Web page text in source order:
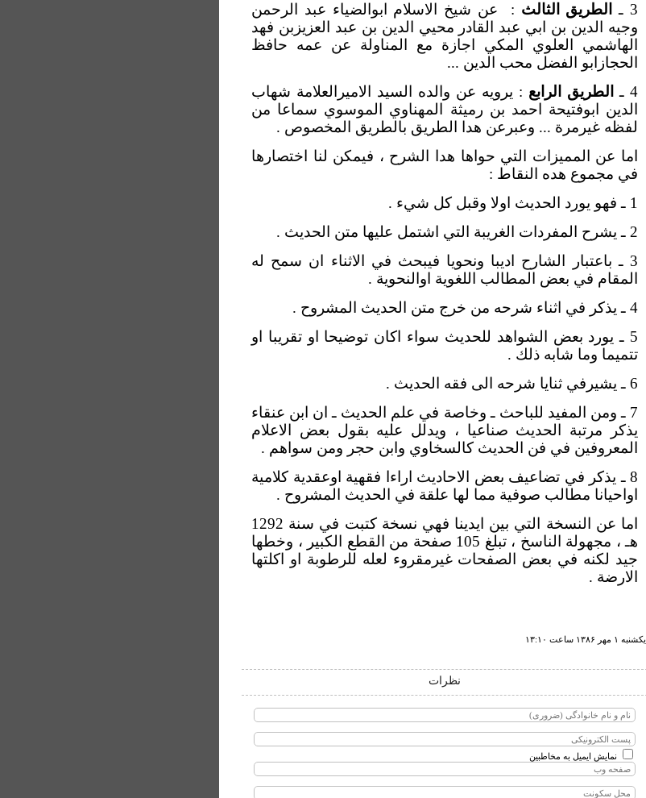
3 ـ
الطريق الثالث :
عن شيخ الاسلام ابوالضياء عبد الرحمن
وجيه الدين بن ابي عبد القادر محيي الدين بن عبد العزيزبن فهد
الهاشمي العلوي المكي اجازة مع المناولة عن عمه حافظ
الحجازابو الفضل محب الدين ...
4 ـ
الطريق الرابع : يرويه عن والده السيد الاميرالعلامة شهاب
الدين ابوفتيحة احمد بن رميثة المهناوي الموسوي سماعا من
لفظه غيرمرة ... وعبرعن هدا الطريق بالطريق المخصوص .
اما عن المميزات التي حواها هدا الشرح ، فيمكن لنا اختصارها
في مجموع هده النقاط :
1 ـ فهو يورد الحديث اولا وقبل كل شيء .
2 ـ يشرح المفردات الغريبة التي اشتمل عليها متن الحديث .
3 ـ باعتبار الشارح اديبا ونحويا فيبحث في الاثناء ان سمح له
المقام في بعض المطالب اللغوية اوالنحوية .
4 ـ يذكر في اثناء شرحه من خرج متن الحديث المشروح .
5 ـ يورد بعض الشواهد للحديث سواء اكان توضيحا او تقريبا او
تتميما وما شابه ذلك .
6 ـ يشيرفي ثنايا شرحه الى فقه الحديث .
7 ـ ومن المفيد للباحث ـ وخاصة في علم الحديث ـ ان ابن عنقاء
يذكر مرتبة الحديث صناعيا ، ويدلل عليه بقول بعض الاعلام
المعروفين في فن الحديث كالسخاوي وابن حجر ومن سواهم .
8 ـ يذكر في تضاعيف بعض الاحاديث اراءا فقهية اوعقدية كلامية
اواحيانا مطالب صوفية مما لها علقة في الحديث المشروح .
اما عن النسخة التي بين ايدينا فهي نسخة كتبت في سنة 1292
هـ ، مجهولة الناسخ ، تبلغ 105 صفحة من القطع الكبير ، وخطها
جيد لكنه في بعض الصفحات غيرمقروء لعله للرطوبة او اكلتها
الارضة .
يكشنبه ۱ مهر ۱۳۸۶ ساعت ۱۳:۱۰
نظرات
نمایش ایمیل به مخاطبین